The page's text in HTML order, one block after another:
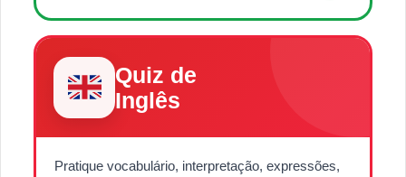
Quiz de
Inglês
Pratique vocabulário, interpretação, expressões,